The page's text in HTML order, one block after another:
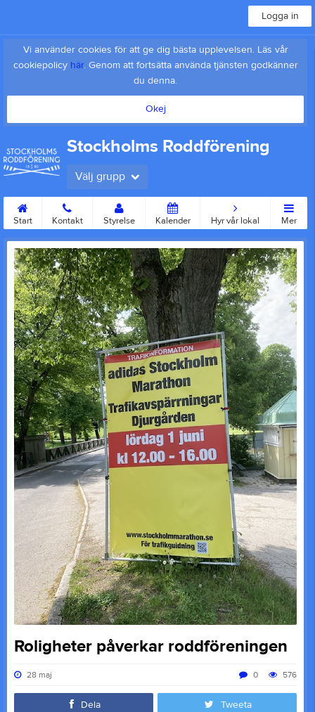
Logga in
Vi använder cookies för att ge dig bästa upplevelsen. Läs vår
cookiepolicy här. Genom att fortsätta använda tjänsten godkänner
du denna.
Okej
Stockholms Roddförening
Välj grupp
Start Kontakt Styrelse Kalender Hyr vår lokal Mer
Roligheter påverkar roddföreningen
28 maj 576
0
Dela Tweeta